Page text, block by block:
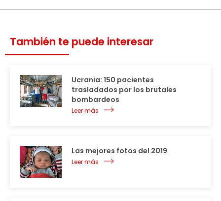
También te puede interesar
Ucrania: 150 pacientes
trasladados por los brutales
bombardeos
Leer más
Las mejores fotos del 2019
Leer más